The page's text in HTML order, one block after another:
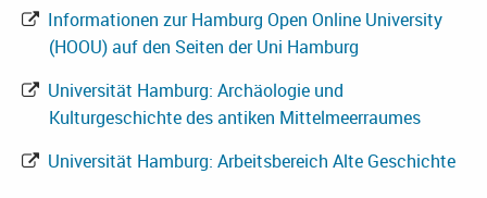
Informationen zur Hamburg Open Online University
(HOOU) auf den Seiten der Uni Hamburg
Universität Hamburg: Archäologie und
Kulturgeschichte des antiken Mittelmeerraumes
Universität Hamburg: Arbeitsbereich Alte Geschichte